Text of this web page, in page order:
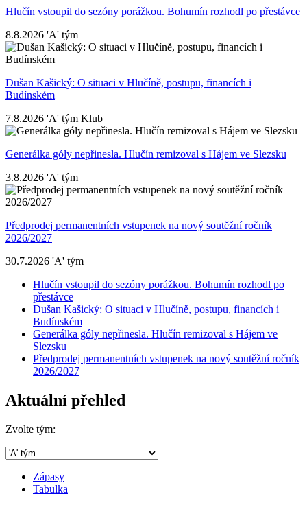
Hlučín vstoupil do sezóny porážkou. Bohumín rozhodl po přestávce
8.8.2026 'A' tým
Dušan Kašický: O situaci v Hlučíně, postupu, financích i
Budínském
7.8.2026 'A' tým Klub
Generálka góly nepřinesla. Hlučín remizoval s Hájem ve Slezsku
3.8.2026 'A' tým
Předprodej permanentních vstupenek na nový soutěžní ročník
2026/2027
30.7.2026 'A' tým
Hlučín vstoupil do sezóny porážkou. Bohumín rozhodl po
přestávce
Dušan Kašický: O situaci v Hlučíně, postupu, financích i
Budínském
Generálka góly nepřinesla. Hlučín remizoval s Hájem ve
Slezsku
Předprodej permanentních vstupenek na nový soutěžní ročník
2026/2027
Aktuální přehled
Zvolte tým:
Zápasy
Tabulka